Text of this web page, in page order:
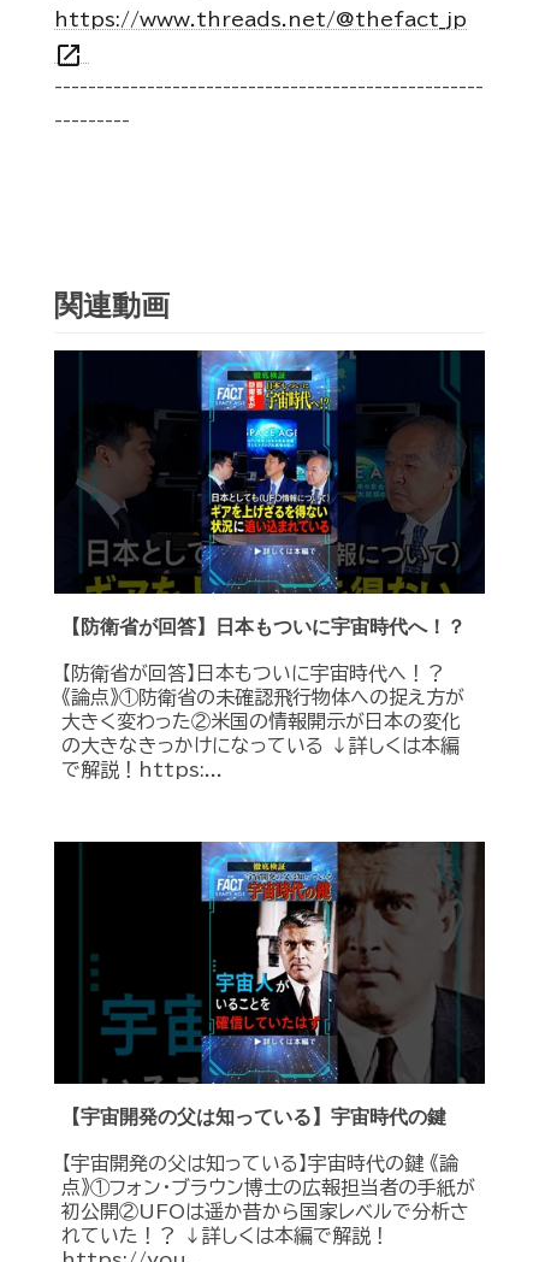
https://www.threads.net/@thefact_jp
open_in_new
---------------------------------------------------
---------
関連動画
【防衛省が回答】日本もついに宇宙時代へ！？
【防衛省が回答】日本もついに宇宙時代へ！？
《論点》①防衛省の未確認飛行物体への捉え方が
大きく変わった②米国の情報開示が日本の変化
の大きなきっかけになっている ↓詳しくは本編
で解説！https:...
【宇宙開発の父は知っている】宇宙時代の鍵
【宇宙開発の父は知っている】宇宙時代の鍵 《論
点》①フォン・ブラウン博士の広報担当者の手紙が
初公開②UFOは遥か昔から国家レベルで分析さ
れていた！？ ↓詳しくは本編で解説！